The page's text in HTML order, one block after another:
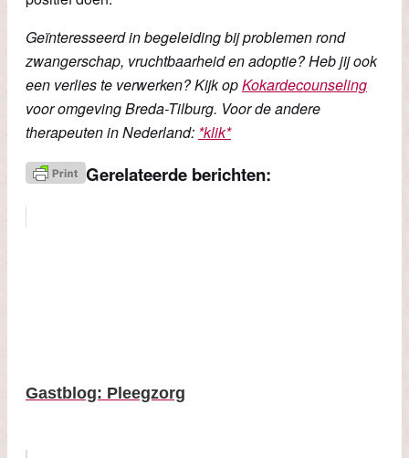
Geïnteresseerd in begeleiding bij problemen rond
zwangerschap, vruchtbaarheid en adoptie? Heb jij ook
een verlies te verwerken? Kijk opKokardecounseling
voor omgeving Breda-Tilburg. Voor de andere
therapeuten in Nederland: *klik*
Gerelateerde berichten:
Gastblog: Pleegzorg